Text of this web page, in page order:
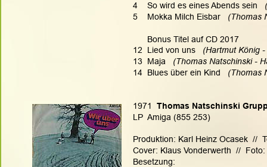
4    So wird es eines Abends sein
5    Mokka Milch Eisbar (Thomas
      Bonus Titel auf CD 2017
12  Lied von uns
(Hartmut König
13  Maja (Thomas Natschinski -
14  Blues über ein Kind (Thomas
1971
Thomas Natschinski
LP  Amiga (855 253)
Produktion: Karl Heinz Ocasek  //
Cover: Klaus Vonderwerth  //
Besetzung: